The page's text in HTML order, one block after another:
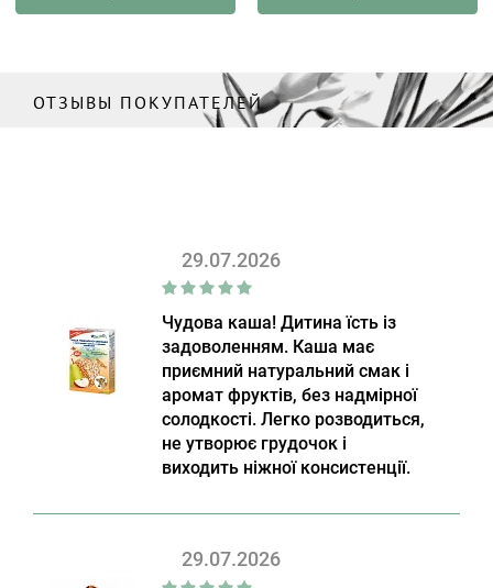
ОТЗЫВЫ ПОКУПАТЕЛЕЙ
29.07.2026
Чудова каша! Дитина їсть із
задоволенням. Каша має
приємний натуральний смак і
аромат фруктів, без надмірної
солодкості. Легко розводиться,
не утворює грудочок і
виходить ніжної консистенції.
29.07.2026